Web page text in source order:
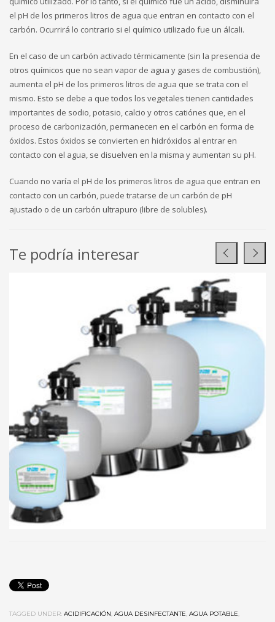
el pH de los primeros litros de agua que entran en contacto con el
carbón. Ocurrirá lo contrario si el químico utilizado fue un álcali.
En el caso de un carbón activado térmicamente (sin la presencia de
otros químicos que no sean vapor de agua y gases de combustión),
aumenta el pH de los primeros litros de agua que se trata con el
mismo. Esto se debe a que todos los vegetales tienen cantidades
importantes de sodio, potasio, calcio y otros catiónes que, en el
proceso de carbonización, permanecen en el carbón en forma de
óxidos. Estos óxidos se convierten en hidróxidos al entrar en
contacto con el agua, se disuelven en la misma y aumentan su pH.
Cuando no varía el pH de los primeros litros de agua que entran en
contacto con un carbón, puede tratarse de un carbón de pH
ajustado o de un carbón ultrapuro (libre de solubles).
Te podría interesar
TAGGED UNDER: ACIDIFICACIÓN, AGUA DESINFECTANTE, AGUA POTABLE,